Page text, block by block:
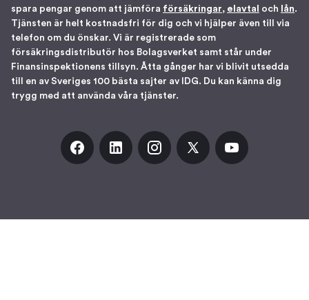
spara pengar genom att jämföra försäkringar, elavtal och lån.
Tjänsten är helt kostnadsfri för dig och vi hjälper även till via
telefon om du önskar. Vi är registrerade som
försäkringsdistributör hos Bolagsverket samt står under
Finansinspektionens tillsyn. Åtta gånger har vi blivit utsedda
till en av Sveriges 100 bästa sajter av IDG. Du kan känna dig
trygg med att använda våra tjänster.